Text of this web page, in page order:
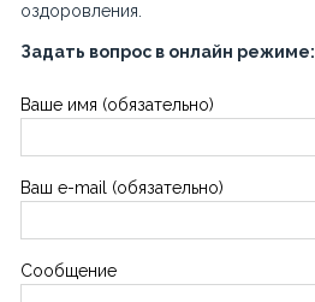
оздоровления.
Задать вопрос в онлайн режиме:
Ваше имя (обязательно)
Ваш e-mail (обязательно)
Сообщение